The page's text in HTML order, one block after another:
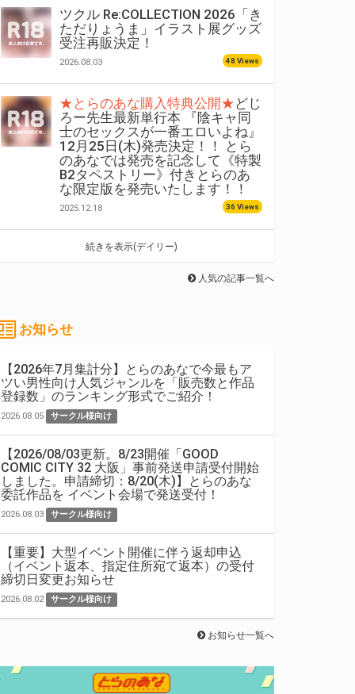
ツクル Re:COLLECTION 2026「き
ただりょうま」イラスト展グッズ
受注再販決定！
2026.08.03 48 Views
★とらのあな購入特典公開★どじ
ろー先生最新単行本 『陰キャ同
士のセックスが一番エロいよね』
12月25日(木)発売決定！！ とら
のあなでは発売を記念して《特製
B2タペストリー》付きとらのあ
な限定版を発売いたします！！
2025.12.18 36 Views
続きを表示(デイリー)
人気の記事一覧へ
お知らせ
【2026年7月集計分】とらのあなで今最もア
ツい男性向け人気ジャンルを「販売数と作品
登録数」のランキング形式でご紹介！
2026.08.05 サークル様向け
【2026/08/03更新。8/23開催「GOOD
COMIC CITY 32 大阪」事前発送申請受付開始
しました。申請締切：8/20(木)】とらのあな
委託作品を イベント会場で発送受付！
2026.08.03 サークル様向け
【重要】大型イベント開催に伴う返却申込
（イベント返本、指定住所宛て返本）の受付
締切日変更お知らせ
2026.08.02 サークル様向け
お知らせ一覧へ